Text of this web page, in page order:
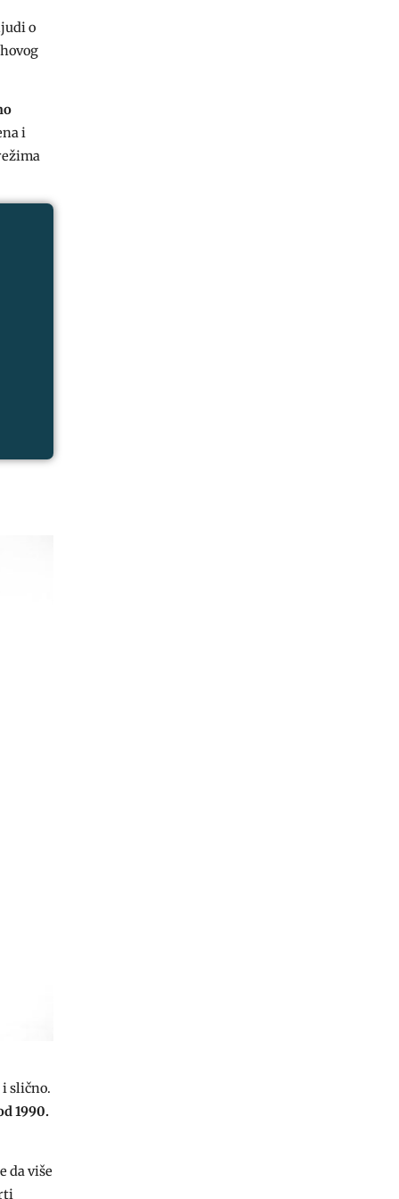
o
i
slično.
1990.
da više